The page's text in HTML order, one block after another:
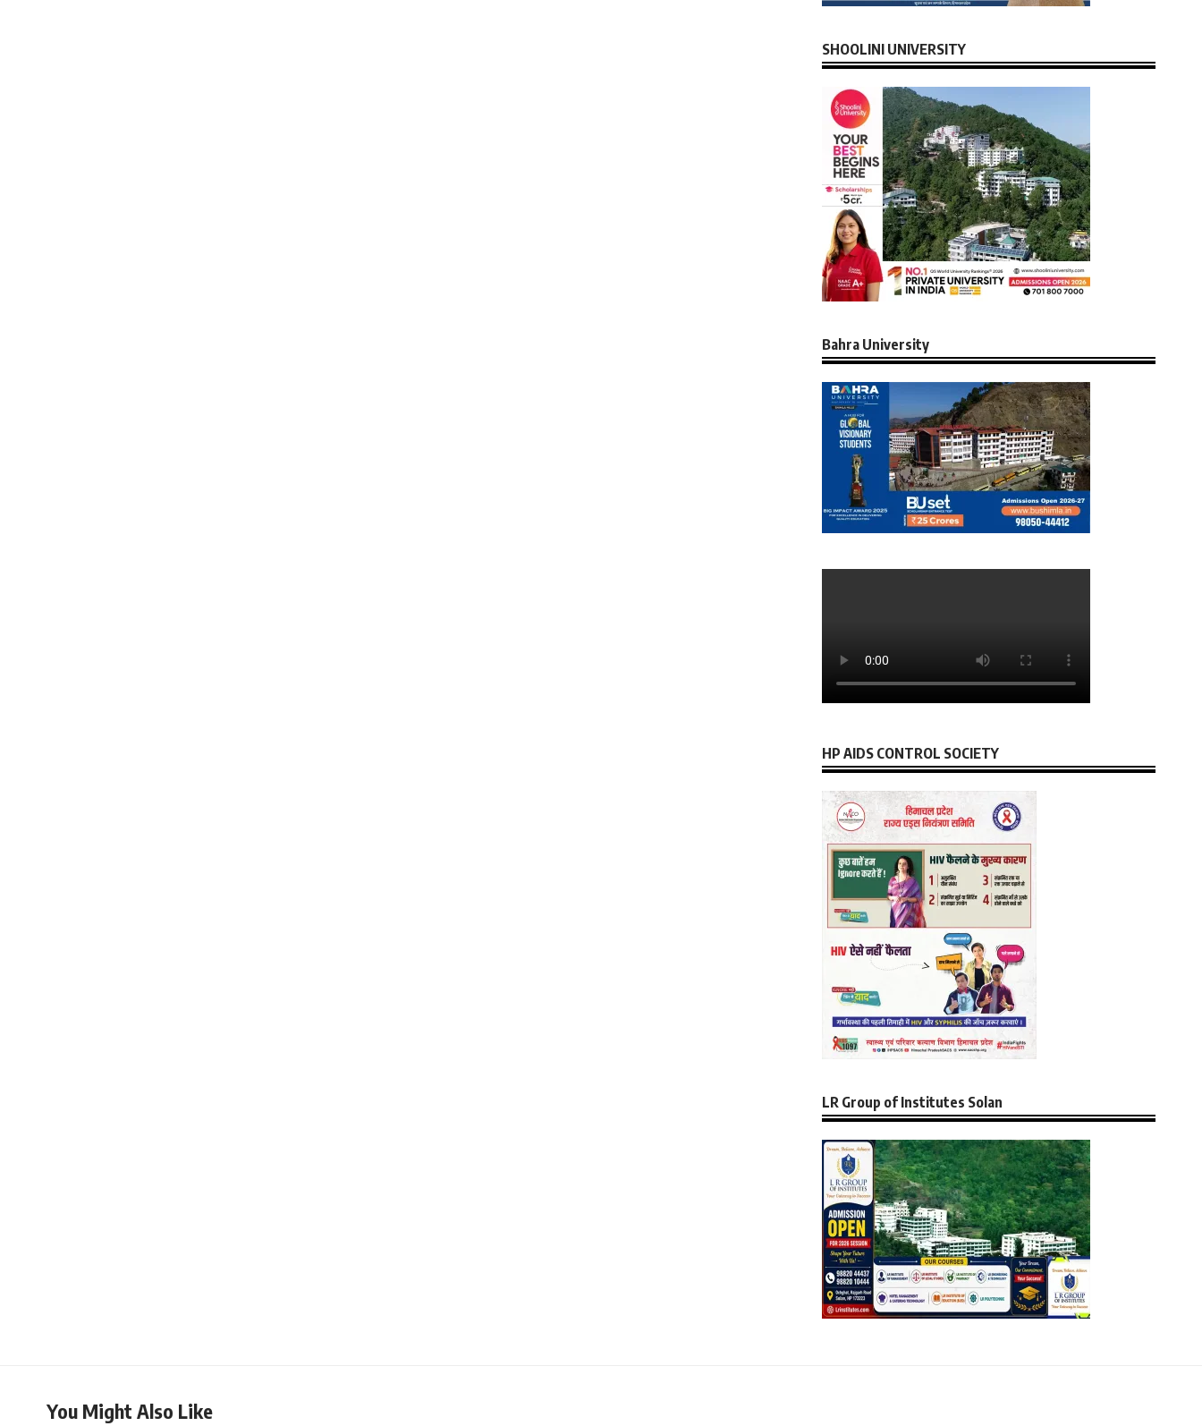
SHOOLINI UNIVERSITY
Bahra University
HP AIDS CONTROL SOCIETY
LR Group of Institutes Solan
You Might Also Like